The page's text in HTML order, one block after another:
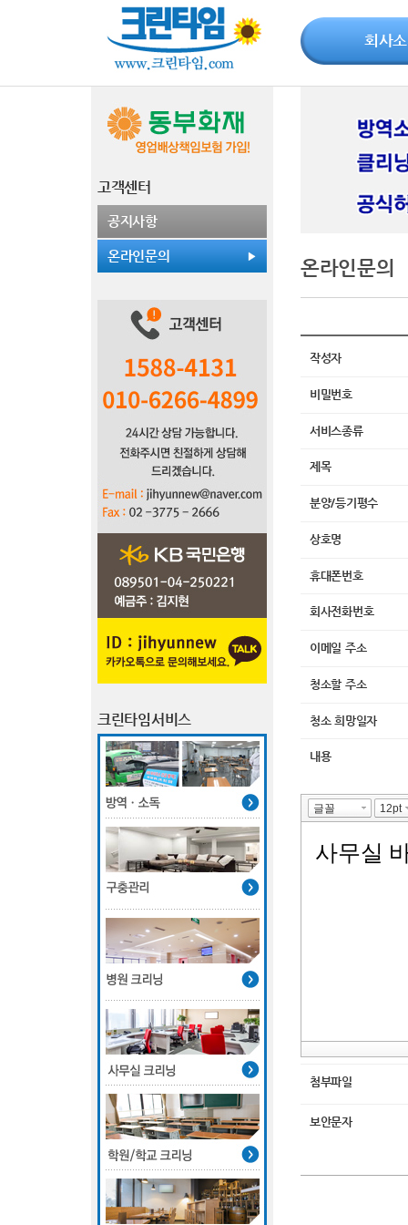
회사
고객센터
공지사항
온라인문의
크린타임서비스
온라인문의
작성자
비밀번호
서비스종류
제목
분양/등기평수
상호명
휴대폰번호
회사전화번호
이메일 주소
청소할 주소
청소 희망일자
내용
첨부파일
보안문자